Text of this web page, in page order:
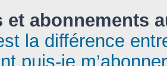
et abonnements
la différence
puis-je